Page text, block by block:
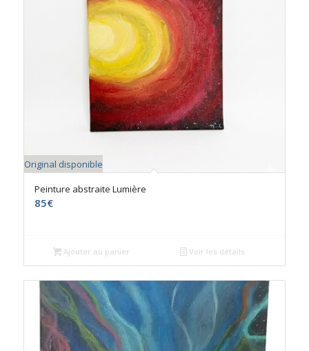
Original disponible
Peinture abstraite Lumière
85€
Ajouter au panier Voir les détails